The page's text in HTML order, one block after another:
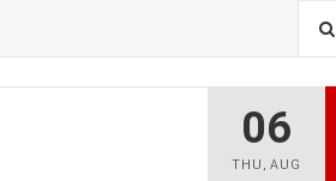
06
THU , AUG